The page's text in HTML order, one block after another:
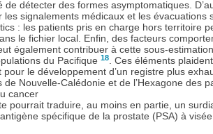
de détecter des formes asymptomatiques.
les signalements médicaux et les évacuations
: les patients pris en charge hors territoire
le fichier local. Enfin, des facteurs
également contribuer à cette sous-
du Pacifique 18
. Ces éléments
pour le développement d’un registre plus
de Nouvelle-Calédonie et de l’Hexagone des
cancer
pourrait traduire, au moins en partie, un
spécifique de la prostate (PSA) à